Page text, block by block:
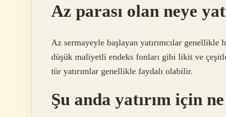
Az parası olan neye
Az sermayeyle başlayan yatırımcılar genellikle
düşük maliyetli endeks fonları gibi likit ve
tür yatırımlar genellikle faydalı olabilir.
Şu anda yatırım için ne